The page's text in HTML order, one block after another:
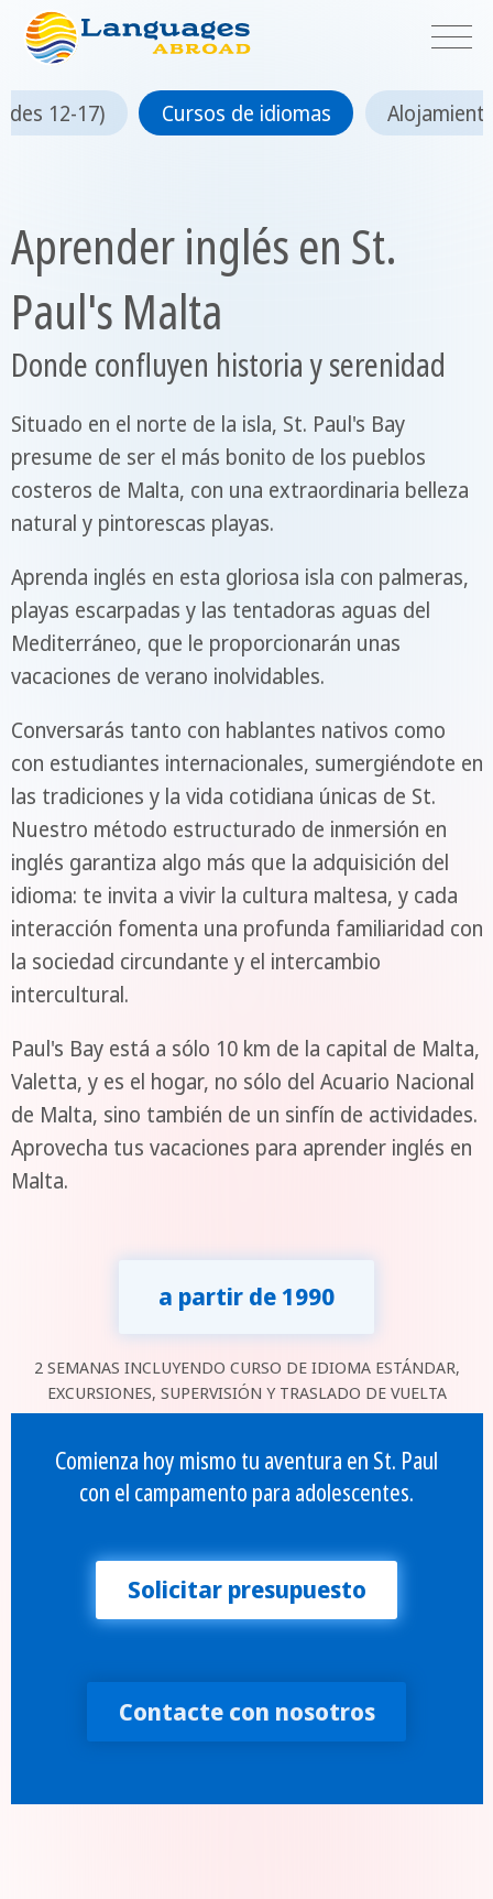
12-17) Cursos de idiomas
Aprender inglés en St.
Paul's Malta
Donde confluyen historia y serenidad
Situado en el norte de la isla, St. Paul's Bay
presume de ser el más bonito de los pueblos
costeros de Malta, con una extraordinaria belleza
natural y pintorescas playas.
Aprenda inglés en esta gloriosa isla con palmeras,
playas escarpadas y las tentadoras aguas del
Mediterráneo, que le proporcionarán unas
vacaciones de verano inolvidables.
Conversarás tanto con hablantes nativos como
con estudiantes internacionales, sumergiéndote en
las tradiciones y la vida cotidiana únicas de St.
Nuestro método estructurado de inmersión en
inglés garantiza algo más que la adquisición del
idioma: te invita a vivir la cultura maltesa, y cada
interacción fomenta una profunda familiaridad con
la sociedad circundante y el intercambio
intercultural.
Paul's Bay está a sólo 10 km de la capital de Malta,
Valetta, y es el hogar, no sólo del Acuario Nacional
de Malta, sino también de un sinfín de actividades.
Aprovecha tus vacaciones para aprender inglés en
Malta.
a partir de 1990
2 SEMANAS INCLUYENDO CURSO DE IDIOMA ESTÁNDAR,
EXCURSIONES, SUPERVISIÓN Y TRASLADO DE VUELTA
Comienza hoy mismo tu aventura en St. Paul
con el campamento para adolescentes.
Solicitar presupuesto
Contacte con nosotros